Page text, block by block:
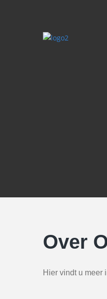
Over
Hier vindt u meer